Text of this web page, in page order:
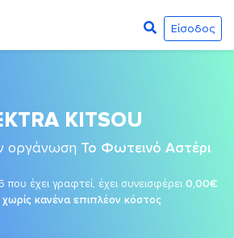
Είσοδος
KITSOU
οργάνωση Το Φωτεινό Αστέρι
έχει γραφτεί, έχει συνεισφέρει 0,00€
χωρίς κανένα επιπλέον κόστος